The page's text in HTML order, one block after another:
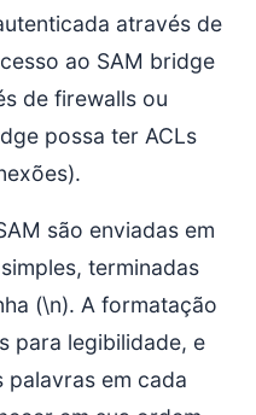
através de
ao SAM bridge
de firewalls ou
possa ter ACLs
são enviadas em
terminadas
(\n). A formatação
para legibilidade, e
palavras em cada